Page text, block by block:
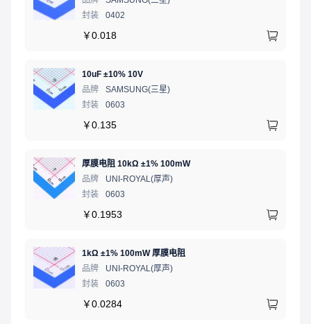
封装
0402
￥0.018
10uF ±10% 10V
品牌
SAMSUNG(三星)
封装
0603
￥0.135
厚膜电阻 10kΩ ±1% 100mW
品牌
UNI-ROYAL(厚声)
封装
0603
￥0.1953
1kΩ ±1% 100mW 厚膜电阻
品牌
UNI-ROYAL(厚声)
封装
0603
￥0.0284